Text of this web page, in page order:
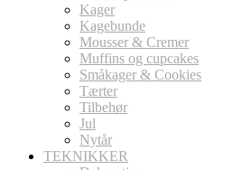
Kager
Kagebunde
Mousser & Cremer
Muffins og cupcakes
Småkager & Cookies
Tærter
Tilbehør
Jul
Nytår
TEKNIKKER